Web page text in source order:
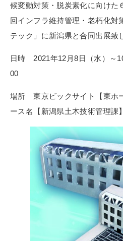
候変動対策・脱炭素化に向け
回インフラ維持管理・老朽化
テック」に新潟県と合同出展致
日時 2021年12月8日（水）～
00
場所 東京ビックサイト【東
ース名【新潟県土木技術管理課】